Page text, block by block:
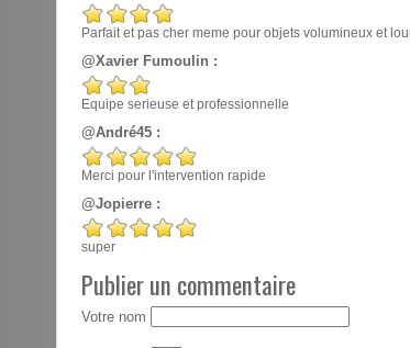
Parfait et pas cher meme pour objets volumineux et
@Xavier Fumoulin :
Equipe serieuse et professionnelle
@André45 :
Merci pour l'intervention rapide
@Jopierre :
super
Publier un commentaire
Votre nom